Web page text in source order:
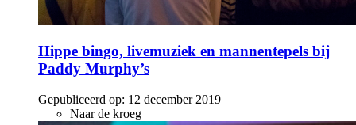
Hippe bingo, livemuziek en mannentepels bij
Paddy Murphy’s
Gepubliceerd op: 12 december 2019
Naar de kroeg